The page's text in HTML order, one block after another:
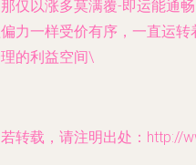
仅以涨多莫满覆-即运能通
力一样受价有序，一直运
的利益空间\
转载，请注明出处：http://